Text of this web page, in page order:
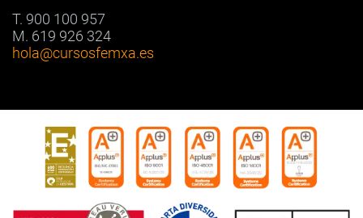
T. 900 100 957
M. 619 926 324
hola@cursosfemxa.es